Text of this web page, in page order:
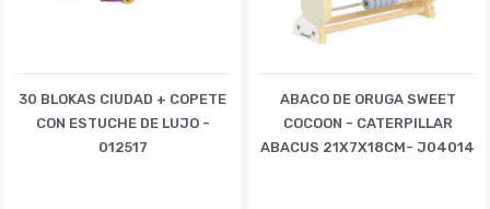
30 BLOKAS CIUDAD + COPETE
CON ESTUCHE DE LUJO -
012517
ABACO DE ORUGA SWEET
COCOON - CATERPILLAR
ABACUS 21X7X18CM- J04014